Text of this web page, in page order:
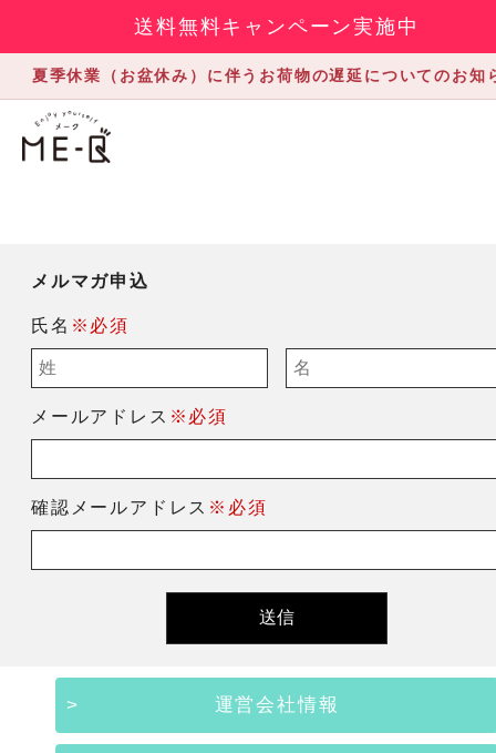
送料無料キャンペーン実施中
夏季休業（お盆休み）に伴うお荷物の遅延についてのお知
メルマガ申込
氏名 ※必須
メールアドレス ※必須
確認メールアドレス ※必須
運営会社情報